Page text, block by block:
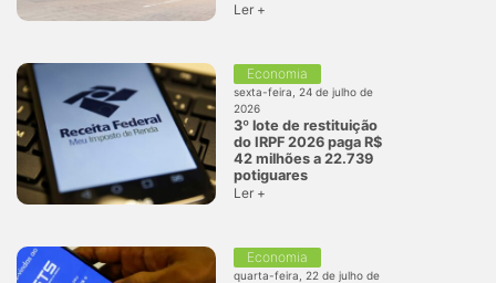
Ler +
Economia
sexta-feira, 24 de julho de
2026
3º lote de restituição
do IRPF 2026 paga R$
42 milhões a 22.739
potiguares
Ler +
Economia
quarta-feira, 22 de julho de